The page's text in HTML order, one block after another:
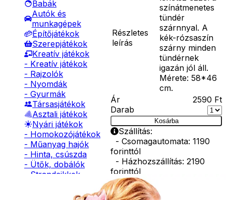
Babák
Autók és
munkagépek
Építőjátékok
Szerepjátékok
Kreatív játékok
- Kreatív játékok
- Rajzolók
- Nyomdák
- Gyurmák
Társasjátékok
Asztali játékok
Nyári játékok
- Homokozójátékok
- Műanyag hajók
- Hinta, csúszda
- Ütők, dobálók
- Strandcikkek
- Egyéb nyári játékok
Lábbal hajtós
Részletes
leírás
színátmenetes
tündér
szárnnyal. A
kék-rózsaszín
szárny minden
tündérnek
igazán jól áll.
Mérete: 58*46
cm.
Ár
2590 Ft
Darab
Kosárba
Szállítás:
- Csomagautomata: 1190
forinttól
- Házhozszállítás: 2190
forinttól
- Személyes átvétel:
ingyenesen